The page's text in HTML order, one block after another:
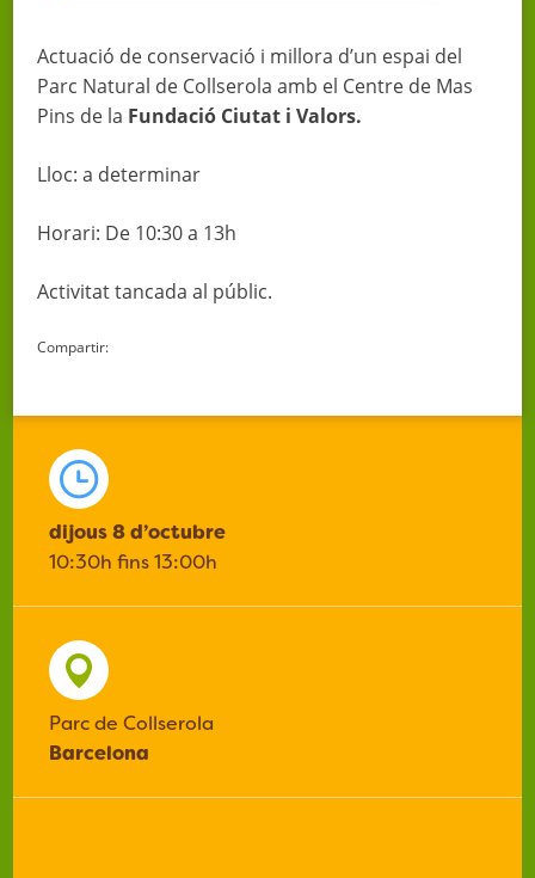
Actuació de conservació i millora d’un espai del
Parc Natural de Collserola amb el Centre de Mas
Pins de la Fundació Ciutat i Valors.
Lloc: a determinar
Horari: De 10:30 a 13h
Activitat tancada al públic.
Compartir:
dijous 8 d’octubre
10:30h fins 13:00h
Parc de Collserola
Barcelona